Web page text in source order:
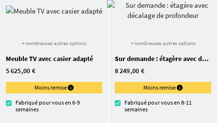
+ nombreuses autres options
Meuble TV avec casier adapté
5 625,00 €
Moins remise
Fabriqué pour vous en 6-9
semaines
+ nombreuses autres options
Sur demande : étagère avec décalage de profondeur
8 249,00 €
Moins remise
Fabriqué pour vous en 8-11
semaines